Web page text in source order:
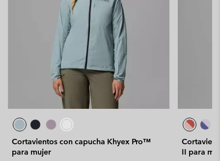
Cortavientos con capucha Khyex Pro™
para mujer
II para